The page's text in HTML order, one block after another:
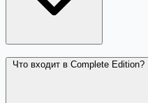
GTA IV — серьёзнее по
физике. GTA V —
онлайн-режимом.
Что входит в Complete Edition?